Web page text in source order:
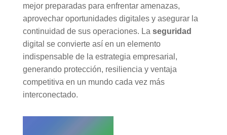
mejor preparadas para enfrentar amenazas,
aprovechar oportunidades digitales y asegurar la
continuidad de sus operaciones. La seguridad
digital se convierte así en un elemento
indispensable de la estrategia empresarial,
generando protección, resiliencia y ventaja
competitiva en un mundo cada vez más
interconectado.